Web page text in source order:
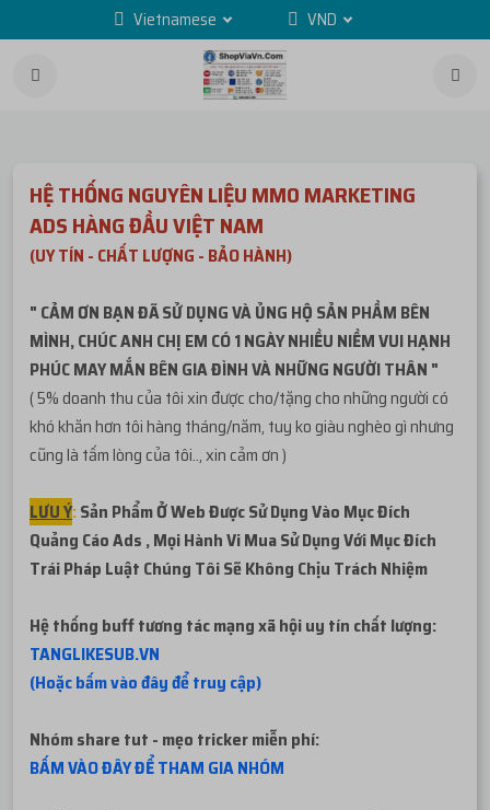
Vietnamese VND
HỆ THỐNG NGUYÊN LIỆU MMO MARKETING
ADS HÀNG ĐẦU VIỆT NAM
(UY TÍN - CHẤT LƯỢNG - BẢO HÀNH)
" CẢM ƠN BẠN ĐÃ SỬ DỤNG VÀ ỦNG HỘ SẢN PHẦM BÊN
MÌNH, CHÚC ANH CHỊ EM CÓ 1 NGÀY NHIỀU NIỀM VUI HẠNH
PHÚC MAY MẮN BÊN GIA ĐÌNH VÀ NHỮNG NGƯỜI THÂN "
( 5% doanh thu của tôi xin được cho/tặng cho những người có
khó khăn hơn tôi hàng tháng/năm, tuy ko giàu nghèo gì nhưng
cũng là tấm lòng của tôi.., xin cảm ơn )
LƯU Ý:Sản Phẩm Ở Web Được Sử Dụng Vào Mục Đích
Quảng Cáo Ads , Mọi Hành Vi Mua Sử Dụng Với Mục Đích
Trái Pháp Luật Chúng Tôi Sẽ Không Chịu Trách Nhiệm
Hệ thống buff tương tác mạng xã hội uy tín chất lượng:
TANGLIKESUB.VN
(Hoặc bấm vào đây để truy cập)
Nhóm share tut - mẹo tricker miễn phí:
BẤM VÀO ĐÂY ĐỂ THAM GIA NHÓM